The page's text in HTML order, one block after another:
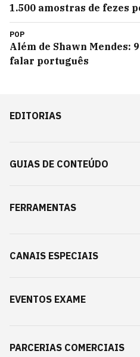
1.500 amostras de fezes
POP
Além de Shawn Mendes:
falar português
EDITORIAS
GUIAS DE CONTEÚDO
FERRAMENTAS
CANAIS ESPECIAIS
EVENTOS EXAME
PARCERIAS COMERCIAIS